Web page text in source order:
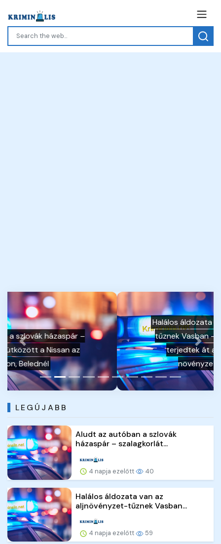
Halálos áldozata van az aljnövényzet-
tűznek Vasban – nyesedékégetésről
terjedtek át a lángok a száraz
növényzetre Zsennyén
Previous Next
LEGÚJABB
Aludt az autóban a szlovák
házaspár – szalagkorlát...
4 napja ezelőtt 40
Halálos áldozata van az
aljnövényzet-tűznek Vasban...
4 napja ezelőtt 59